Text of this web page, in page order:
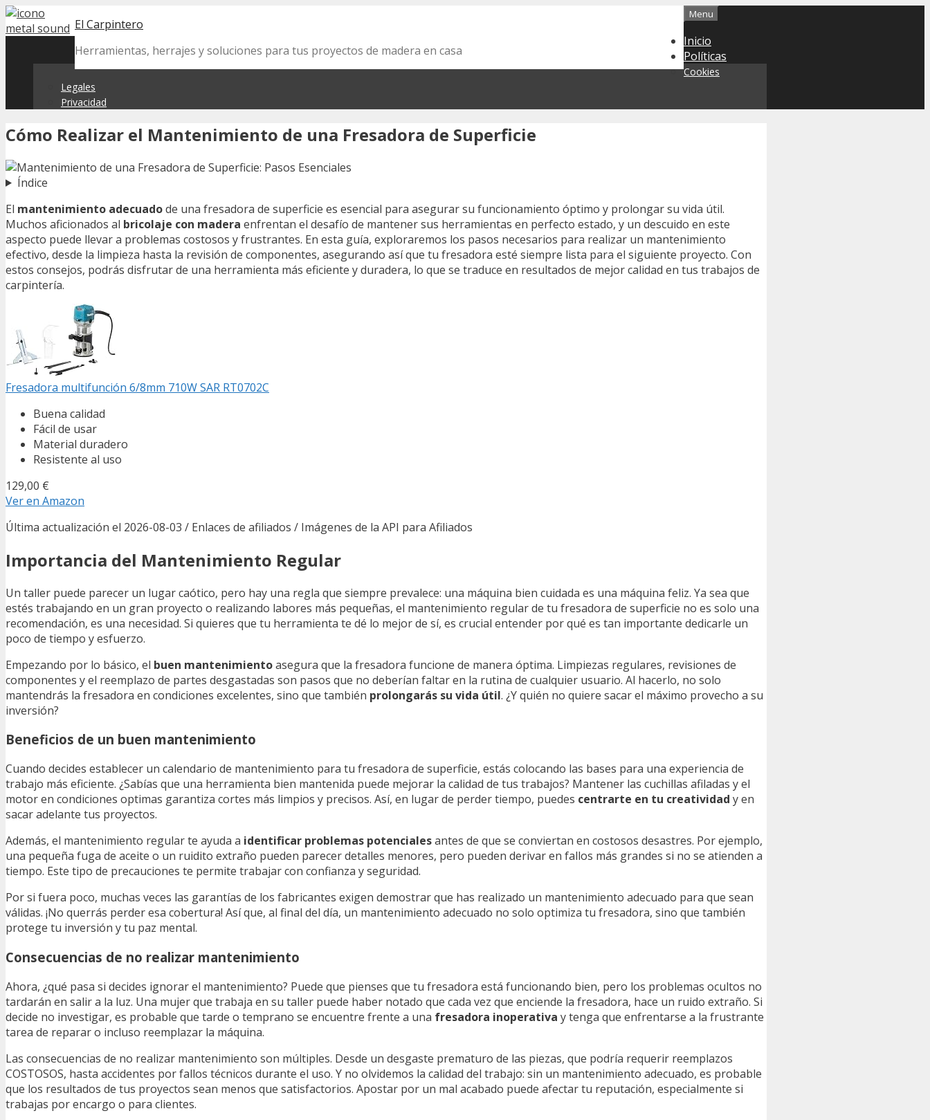
Skip
to
El Carpintero
Herramientas, herrajes y soluciones para tus proyectos de madera en casa
Menu
Inicio
Políticas
Cookies
Legales
Privacidad
Cómo Realizar el Mantenimiento de una Fresadora de Superficie
Índice
El mantenimiento adecuadode una fresadora de superficie es esencial para asegurar su funcionamiento óptimo y prolongar su vida útil.
Muchos aficionados al bricolaje con madera enfrentan el desafío de mantener sus herramientas en perfecto estado, y un descuido en este
aspecto puede llevar a problemas costosos y frustrantes. En esta guía, exploraremos los pasos necesarios para realizar un mantenimiento
efectivo, desde la limpieza hasta la revisión de componentes, asegurando así que tu fresadora esté siempre lista para el siguiente proyecto. Con
estos consejos, podrás disfrutar de una herramienta más eficiente y duradera, lo que se traduce en resultados de mejor calidad en tus trabajos de
carpintería.
Fresadora multifunción 6/8mm 710W SAR RT0702C
Buena calidad
Fácil de usar
Material duradero
Resistente al uso
129,00 €
Ver en Amazon
Última actualización el 2026-08-03 / Enlaces de afiliados / Imágenes de la API para Afiliados
Importancia del Mantenimiento Regular
Un taller puede parecer un lugar caótico, pero hay una regla que siempre prevalece: una máquina bien cuidada es una máquina feliz. Ya sea que
estés trabajando en un gran proyecto o realizando labores más pequeñas, el mantenimiento regular de tu fresadora de superficie no es solo una
recomendación, es una necesidad. Si quieres que tu herramienta te dé lo mejor de sí, es crucial entender por qué es tan importante dedicarle un
poco de tiempo y esfuerzo.
Empezando por lo básico, el buen mantenimientoasegura que la fresadora funcione de manera óptima. Limpiezas regulares, revisiones de
componentes y el reemplazo de partes desgastadas son pasos que no deberían faltar en la rutina de cualquier usuario. Al hacerlo, no solo
mantendrás la fresadora en condiciones excelentes, sino que también prolongarás su vida útil. ¿Y quién no quiere sacar el máximo provecho a su
inversión?
Beneficios de un buen mantenimiento
Cuando decides establecer un calendario de mantenimiento para tu fresadora de superficie, estás colocando las bases para una experiencia de
trabajo más eficiente. ¿Sabías que una herramienta bien mantenida puede mejorar la calidad de tus trabajos? Mantener las cuchillas afiladas y el
motor en condiciones optimas garantiza cortes más limpios y precisos. Así, en lugar de perder tiempo, puedes centrarte en tu creatividad y en
sacar adelante tus proyectos.
Además, el mantenimiento regular te ayuda a identificar problemas potencialesantes de que se conviertan en costosos desastres. Por ejemplo,
una pequeña fuga de aceite o un ruidito extraño pueden parecer detalles menores, pero pueden derivar en fallos más grandes si no se atienden a
tiempo. Este tipo de precauciones te permite trabajar con confianza y seguridad.
Por si fuera poco, muchas veces las garantías de los fabricantes exigen demostrar que has realizado un mantenimiento adecuado para que sean
válidas. ¡No querrás perder esa cobertura! Así que, al final del día, un mantenimiento adecuado no solo optimiza tu fresadora, sino que también
protege tu inversión y tu paz mental.
Consecuencias de no realizar mantenimiento
Ahora, ¿qué pasa si decides ignorar el mantenimiento? Puede que pienses que tu fresadora está funcionando bien, pero los problemas ocultos no
tardarán en salir a la luz. Una mujer que trabaja en su taller puede haber notado que cada vez que enciende la fresadora, hace un ruido extraño. Si
decide no investigar, es probable que tarde o temprano se encuentre frente a una fresadora inoperativa y tenga que enfrentarse a la frustrante
tarea de reparar o incluso reemplazar la máquina.
Las consecuencias de no realizar mantenimiento son múltiples. Desde un desgaste prematuro de las piezas, que podría requerir reemplazos
COSTOSOS, hasta accidentes por fallos técnicos durante el uso. Y no olvidemos la calidad del trabajo: sin un mantenimiento adecuado, es probable
que los resultados de tus proyectos sean menos que satisfactorios. Apostar por un mal acabado puede afectar tu reputación, especialmente si
trabajas por encargo o para clientes.